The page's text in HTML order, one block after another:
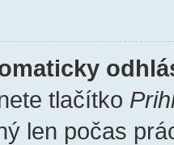
tlačítko
len počas